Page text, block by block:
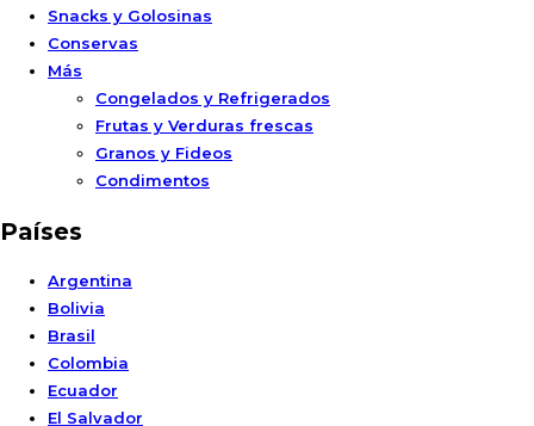
Snacks y Golosinas
Conservas
Más
Congelados y Refrigerados
Frutas y Verduras frescas
Granos y Fideos
Condimentos
Países
Argentina
Bolivia
Brasil
Colombia
Ecuador
El Salvador